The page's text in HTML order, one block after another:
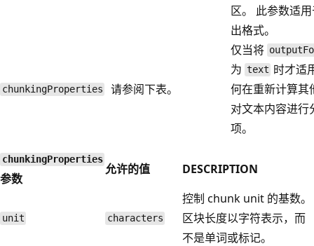
区。 此参数适
出格式。
chunkingProperties 请参阅下表。
仅当将
为 text 时才适
何在重新计算其
对文本内容进行
项。
chunkingProperties
参数
允许的值 DESCRIPTION
unit characters
控制 chunk unit 的基数。
区块长度以字符表示，而
不是单词或标记。